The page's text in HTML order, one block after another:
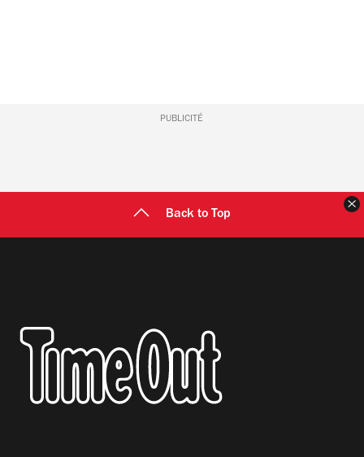
PUBLICITÉ
Back to Top